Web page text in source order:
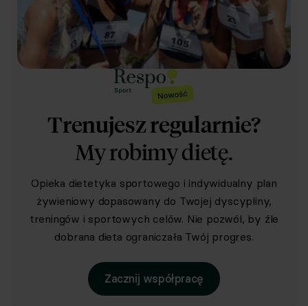
Trenujesz regularnie?
My robimy dietę.
Opieka dietetyka sportowego i indywidualny plan
żywieniowy dopasowany do Twojej dyscypliny,
treningów i sportowych celów. Nie pozwól, by źle
dobrana dieta ograniczała Twój progres.
Zacznij współpracę